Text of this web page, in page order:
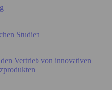
Studien
Vertrieb von innovativen